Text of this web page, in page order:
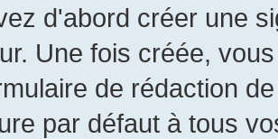
d'abord créer une
Une fois créée,
de rédaction
par défaut à tous